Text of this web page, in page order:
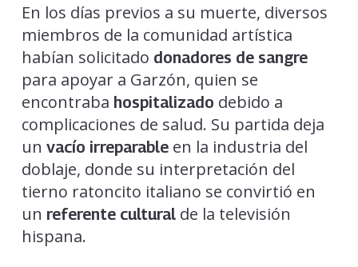
En los días previos a su muerte, diversos
miembros de la comunidad artística
habían solicitado donadores de sangre
para apoyar a Garzón, quien se
encontraba hospitalizado debido a
complicaciones de salud. Su partida deja
un vacío irreparableen la industria del
doblaje, donde su interpretación del
tierno ratoncito italiano se convirtió en
un referente culturalde la televisión
hispana.